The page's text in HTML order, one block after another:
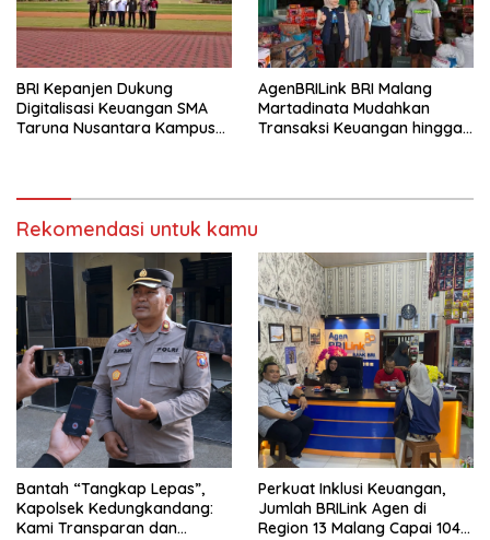
BRI Kepanjen Dukung
Digitalisasi Keuangan SMA
Taruna Nusantara Kampus
AgenBRILink BRI Malang
Martadinata Mudahkan
Transaksi Keuangan hingga
Rekomendasi untuk kamu
Bantah “Tangkap Lepas”,
Kapolsek Kedungkandang:
Kami Transparan dan
Perkuat Inklusi Keuangan,
Jumlah BRILink Agen di
Region 13 Malang Capai 104